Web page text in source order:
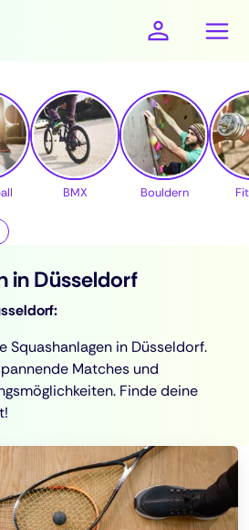
BMX Bouldern
in Düsseldorf
Squashanlagen in Düsseldorf.
Matches und
Finde deine